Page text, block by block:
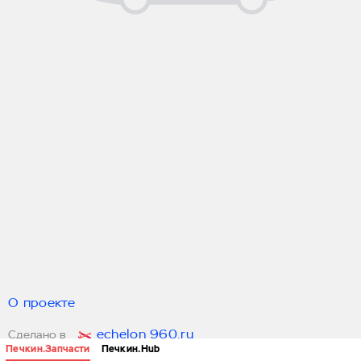
Печкин.Запчасти Печкин.Hub
О проекте
Сделано в echelon 960.ru